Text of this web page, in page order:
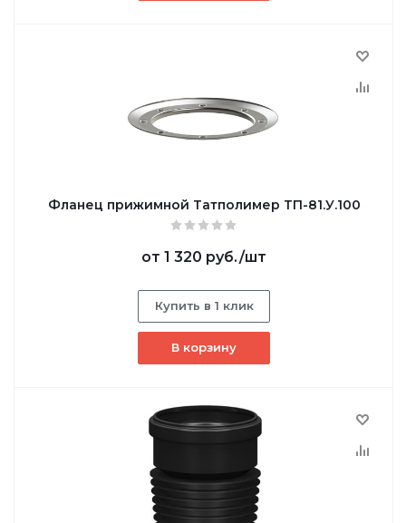
Фланец прижимной Татполимер ТП-81.У.100
от 1 320 руб./шт
Купить в 1 клик
В корзину